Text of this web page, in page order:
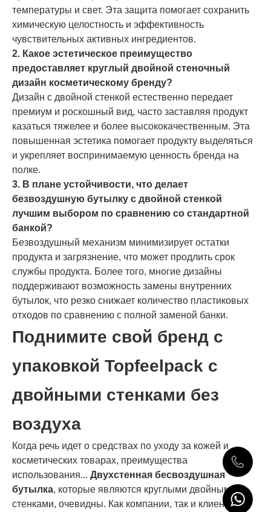
температуры и свет. Эта защита помогает сохранить
химическую целостность и эффективность
чувствительных активных ингредиентов.
2. Какое эстетическое преимущество
предоставляет круглый двойной стеночный
дизайн косметическому бренду?
Дизайн с двойной стенкой естественно передает
премиум и роскошный вид, часто заставляя продукт
казаться тяжелее и более высококачественным. Эта
повышенная эстетика помогает продукту выделяться
и укрепляет воспринимаемую ценность бренда на
полке.
3. В плане устойчивости, что делает
безвоздушную бутылку с двойной стенкой
лучшим выбором по сравнению со стандартной
банкой?
Безвоздушный механизм минимизирует остатки
продукта и загрязнение, что может продлить срок
службы продукта. Более того, многие дизайны
поддерживают возможность замены внутренних
бутылок, что резко снижает количество пластиковых
отходов по сравнению с полной заменой банки.
Поднимите свой бренд с
упаковкой Topfeelpack с
двойными стенками без
воздуха
Когда речь идет о средствах по уходу за кожей и
косметических товарах, преимущества
использования... Двухстенная бесвоздушная
бутылка, которые являются круглыми двойными
стенками, очевидны. Как компании, так и клиенты